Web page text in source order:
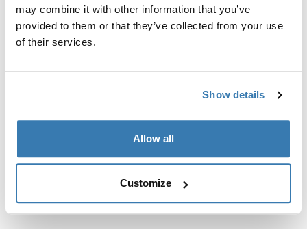
may combine it with other information that you’ve
provided to them or that they’ve collected from your use
of their services.
Show details
Allow all
Customize
Thule TracRac TracONE
Accessory Mount Kit with
Toolbox Mount - Toyota
kit de montaje de accesorios con
Thule TracRac SR Base Rail
Thule TracRac SR overhead rack compact silver Plata (selected)
Thule TracRac SR overhead
portaequipajes superior de tamaño
Thule Xsporter Pro Shift
Thule Xsporter Pro Shift
portaequipajes superior de tamaño